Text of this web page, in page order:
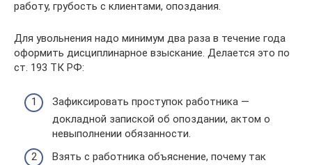
работу, грубость с клиентами, опоздания.
Для увольнения надо минимум два раза в течение года
оформить дисциплинарное взыскание. Делается это по
ст. 193 ТК РФ:
Зафиксировать проступок работника —
докладной запиской об опоздании, актом о
невыполнении обязанности.
Взять с работника объяснение, почему так